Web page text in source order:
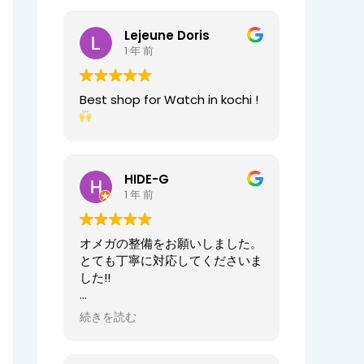
た。店員の方が親切なのに加え、
時計がお好きなのが伝わってきま
すし、寄り添った接客をしてくれ
ましたので、買い物が気持ちよく
できました。また、おすすめ通り
交換したベルトもガラッと雰囲気
と仕事がマッチしたご商売は人の
心を豊かにするんだなぁと感じ入
りました。ありがとうございま
す。
オーナーからの返信
先日はベルト調整のご依頼誠にあ
店内も楽しんでいただけて何より
でございます。
Lejeune Doris
1 年 前
Best shop for Watch in kochi !
HIDE-G
1 年 前
オメガの整備をお願いしました。
とても丁寧に対応してくださいま
した!!
オーナーからの返信
HIDE-G様
続きを読む